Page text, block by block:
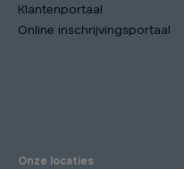
Klantenportaal
Online inschrijvingsportaal
Onze locaties